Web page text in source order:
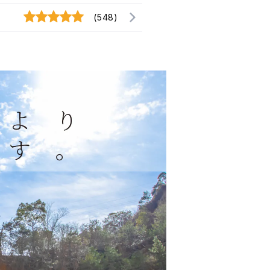
(548)